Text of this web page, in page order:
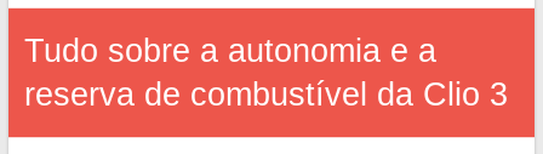
Tudo sobre a autonomia e a
reserva de combustível da Clio 3